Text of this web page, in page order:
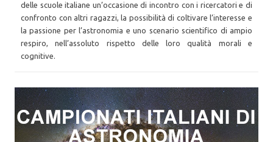
delle scuole italiane un’occasione di incontro con i ricercatori e di
confronto con altri ragazzi, la possibilità di coltivare l’interesse e
la passione per l’astronomia e uno scenario scientifico di ampio
respiro, nell’assoluto rispetto delle loro qualità morali e
cognitive.